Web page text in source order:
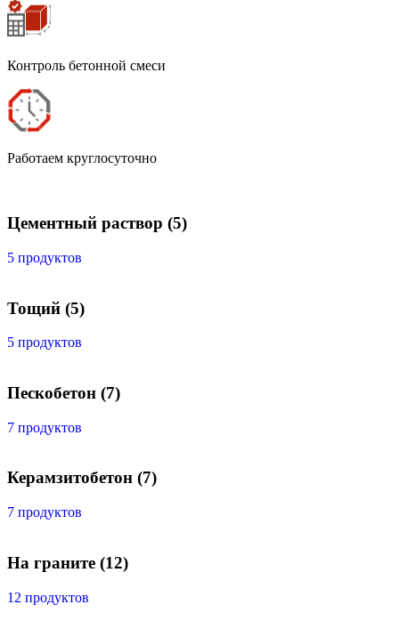
Контроль бетонной смеси
Работаем круглосуточно
Цементный раствор (5)
5 продуктов
Тощий (5)
5 продуктов
Пескобетон (7)
7 продуктов
Керамзитобетон (7)
7 продуктов
На граните (12)
12 продуктов